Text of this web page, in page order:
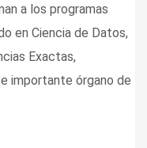
a los programas
en Ciencia de Datos,
Exactas,
importante órgano de